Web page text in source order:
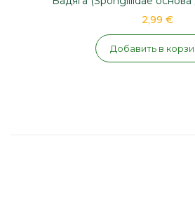
2,99 €
Добавить в